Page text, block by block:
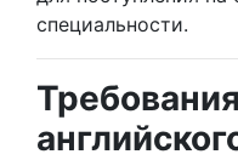
специальности.